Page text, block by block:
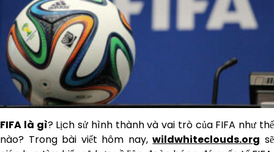
FIFA là gì? Lịch sử hình thành và vai trò của FIFA như thế
nào? Trong bài viết hôm nay,wildwhiteclouds.org sẽ